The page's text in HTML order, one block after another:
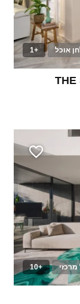
אוכל +1
THE
+10